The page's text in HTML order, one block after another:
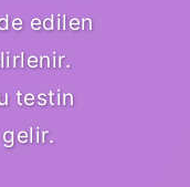
edilen
testin